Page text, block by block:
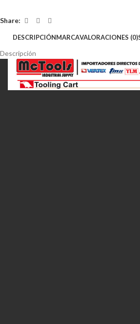
Share:
DESCRIPCIÓNMARCAVALORACIONES (0)
Descripción